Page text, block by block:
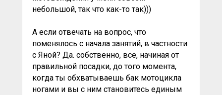
небольшой, так что как-то так)))
А если отвечать на вопрос, что
поменялось с начала занятий, в частности
с Яной? Да. собственно, все, начиная от
правильной посадки, до того момента,
когда ты обхватываешь бак мотоцикла
ногами и вы с ним становитесь единым